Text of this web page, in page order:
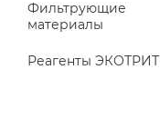
Фильтрующие
материалы
Реагенты ЭКОТРИТ